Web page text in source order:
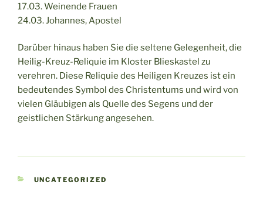
17.03. Weinende Frauen
24.03. Johannes, Apostel
Darüber hinaus haben Sie die seltene Gelegenheit, die
Heilig-Kreuz-Reliquie im Kloster Blieskastel zu
verehren. Diese Reliquie des Heiligen Kreuzes ist ein
bedeutendes Symbol des Christentums und wird von
vielen Gläubigen als Quelle des Segens und der
geistlichen Stärkung angesehen.
KATEGORIEN
UNCATEGORIZED